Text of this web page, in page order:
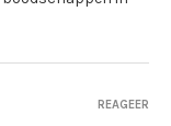
REAGEER